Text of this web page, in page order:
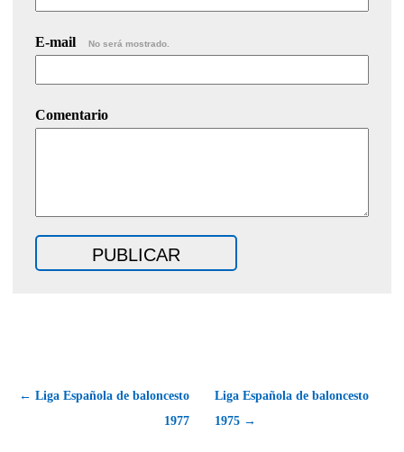
E-mail No será mostrado.
Comentario
← Liga Española de baloncesto
1977
Liga Española de baloncesto
1975 →